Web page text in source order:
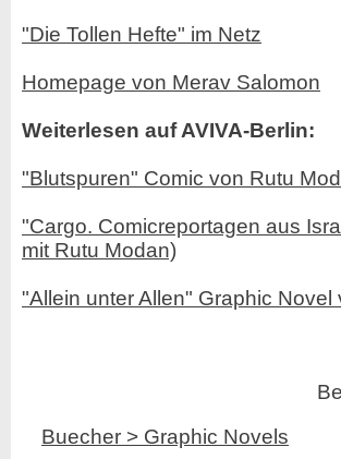
"Die Tollen Hefte" im Netz
Homepage von Merav Salomon
Weiterlesen auf AVIVA-Berlin:
"Blutspuren" Comic von Rutu
"Cargo. Comicreportagen aus
mit Rutu Modan)
"Allein unter Allen" Graphic Novel
Buecher > Graphic Novels